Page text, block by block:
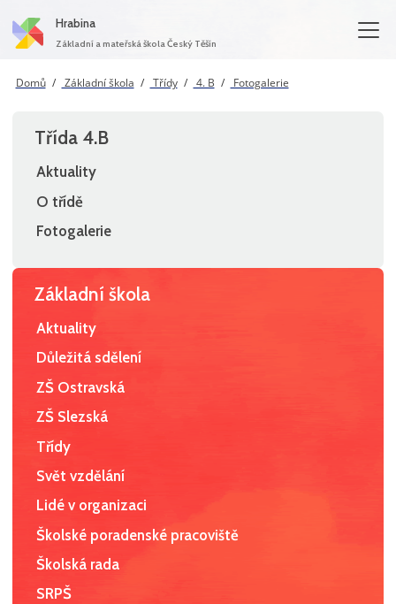
Hrabina
Základní a mateřská škola Český Těšín
Domů Základní škola Třídy 4. B Fotogalerie
Třída 4.B
Aktuality
O třídě
Fotogalerie
Základní škola
Aktuality
Důležitá sdělení
ZŠ Ostravská
ZŠ Slezská
Třídy
Svět vzdělání
Lidé v organizaci
Školské poradenské pracoviště
Školská rada
SRPŠ